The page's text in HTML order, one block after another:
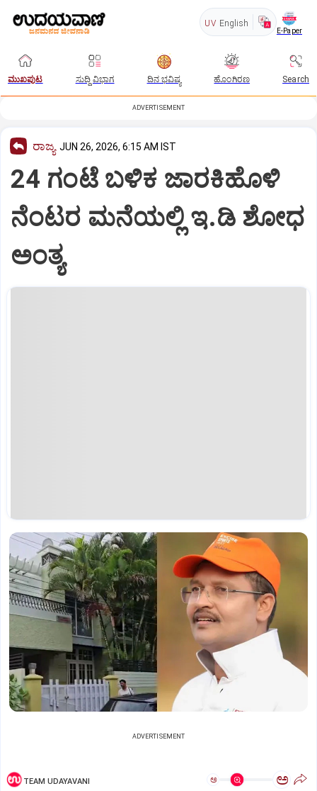
UV English
E-Paper
ಮುಖಪುಟ ಸುದ್ದಿ ವಿಭಾಗ ದಿನ ಭವಿಷ್ಯ ಹೊಂಗಿರಣ Search
ADVERTISEMENT
ರಾಜ್ಯ JUN 26, 2026, 6:15 AM IST
24 ಗಂಟೆ ಬಳಿಕ ಜಾರಕಿಹೊಳಿ
ನೆಂಟರ ಮನೆಯಲ್ಲಿ ಇ.ಡಿ ಶೋಧ
ಅಂತ್ಯ
ADVERTISEMENT
TEAM UDAYAVANI ಅ ಅ